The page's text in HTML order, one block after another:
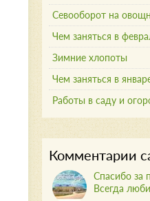
Севооборот на
Чем заняться в
Зимние хлопоты
Чем заняться в
Работы в саду и
Комментарии
Спасибо за
Всегда